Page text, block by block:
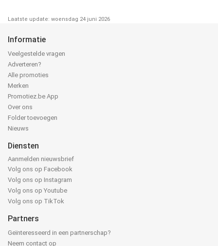
Laatste update: woensdag 24 juni 2026
Informatie
Veelgestelde vragen
Adverteren?
Alle promoties
Merken
Promotiez.be App
Over ons
Folder toevoegen
Nieuws
Diensten
Aanmelden nieuwsbrief
Volg ons op Facebook
Volg ons op Instagram
Volg ons op Youtube
Volg ons op TikTok
Partners
Geïnteresseerd in een partnerschap?
Neem contact op